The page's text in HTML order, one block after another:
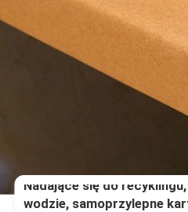
Nadające się do
wodzie, samoprzylepne